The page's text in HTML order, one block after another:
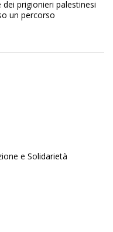
prigionieri palestinesi
un percorso
e Solidarietà